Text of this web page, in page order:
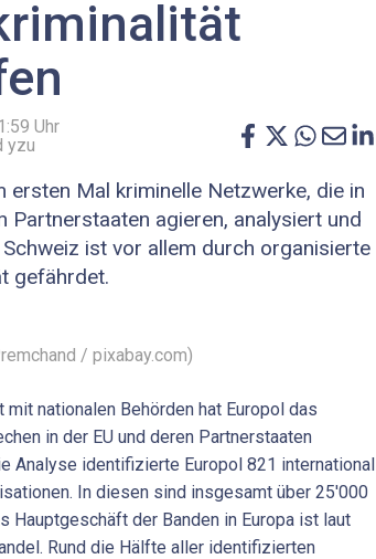
Uhr
yzu
ersten Mal kriminelle Netzwerke, die in
Partnerstaaten agieren, analysiert und
ist vor allem durch organisierte
gefährdet.
/ pixabay.com)
mit nationalen Behörden hat Europol das
in der EU und deren Partnerstaaten
Analyse identifizierte Europol 821 international
In diesen sind insgesamt über 25'000
Hauptgeschäft der Banden in Europa ist laut
Rund die Hälfte aller identifizierten